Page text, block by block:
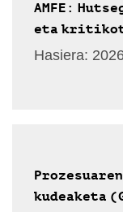
AMFE:
eta
Hasiera:
kudeaketa